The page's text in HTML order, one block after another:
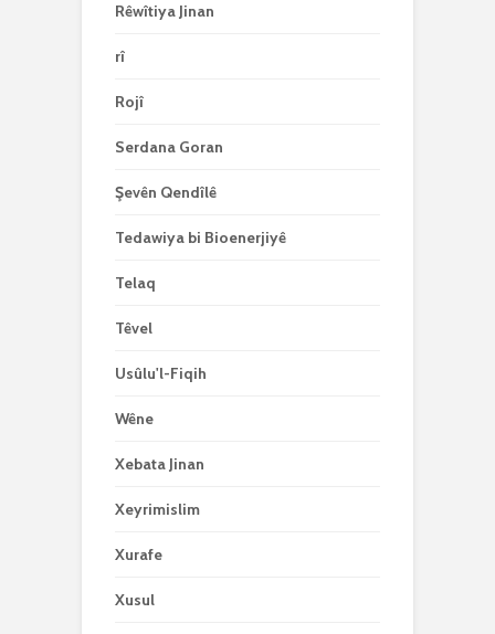
Rêwîtiya Jinan
rî
Rojî
Serdana Goran
Şevên Qendîlê
Tedawiya bi Bioenerjiyê
Telaq
Têvel
Usûlu'l-Fiqih
Wêne
Xebata Jinan
Xeyrimislim
Xurafe
Xusul